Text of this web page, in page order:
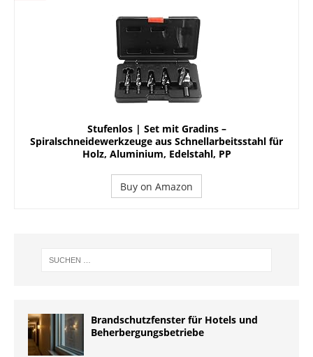
Stufenlos | Set mit Gradins –
Spiralschneidewerkzeuge aus Schnellarbeitsstahl für
Holz, Aluminium, Edelstahl, PP
Buy on Amazon
Brandschutzfenster für Hotels und
Beherbergungsbetriebe